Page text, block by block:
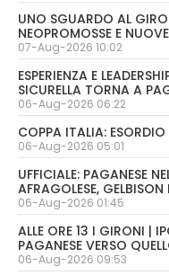
UNO SGUARDO AL
NEOPROMOSSE E
07-Aug-2026 10:02
ESPERIENZA E
SICURELLA TORNA A
06-Aug-2026 06:22
COPPA ITALIA:
06-Aug-2026 05:01
UFFICIALE: PAGANESE
AFRAGOLESE, GELBISON
06-Aug-2026 01:45
ALLE ORE 13 I GIRONI |
PAGANESE VERSO
06-Aug-2026 09:53